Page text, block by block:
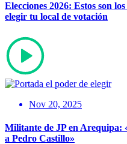
Elecciones 2026: Estos son
elegir tu local de votación
Nov 20, 2025
Militante de JP en Arequipa:
a Pedro Castillo»